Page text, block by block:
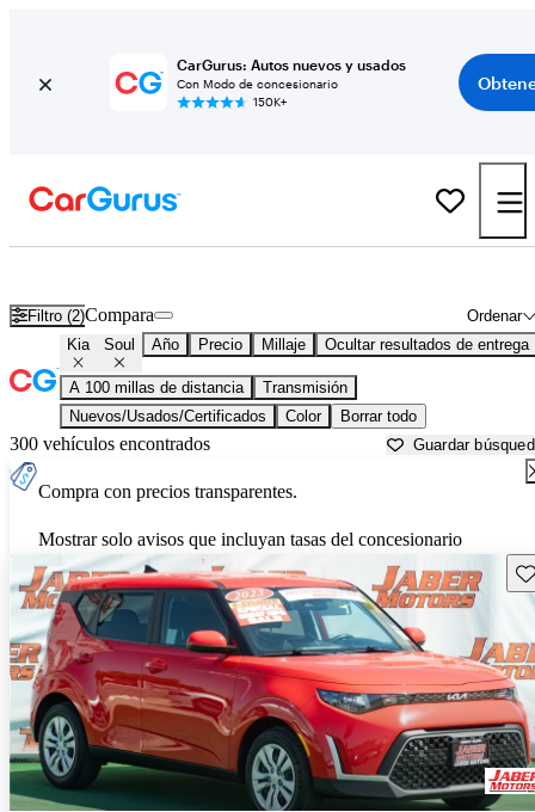
CarGurus: Autos nuevos y usados
Con Modo de concesionario
150K+
Filtro (2) Ordenar
Compara
Kia Soul Año Precio Millaje Ocultar resultados de entrega
A 100 millas de distancia
Transmisión
Nuevos/Usados/Certificados
Color Borrar todo
300 vehículos encontrados Guardar
Compra con precios transparentes.
Mostrar solo avisos que incluyan tasas del concesionario